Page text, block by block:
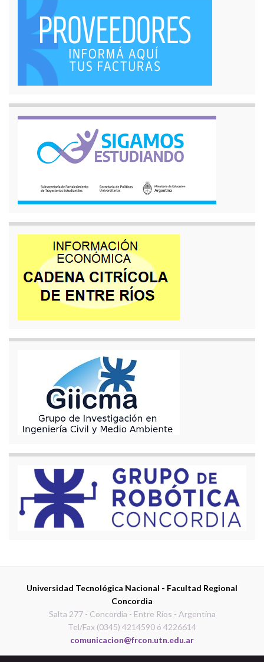
Universidad Tecnológica Nacional - Facultad Regional
Concordia
Salta 277 - Concordia - Entre Ríos - Argentina
Tel/Fax (0345) 4214590 ó 4226614
comunicacion@frcon.utn.edu.ar